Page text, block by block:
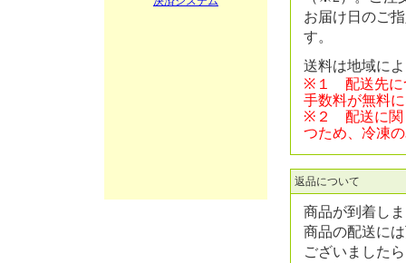
お届け日のご
す。
送料は地域に
※１ 配送先に
手数料が無料
※２ 配送に関
つため、冷凍
返品について
商品が到着し
商品の配送に
ございました